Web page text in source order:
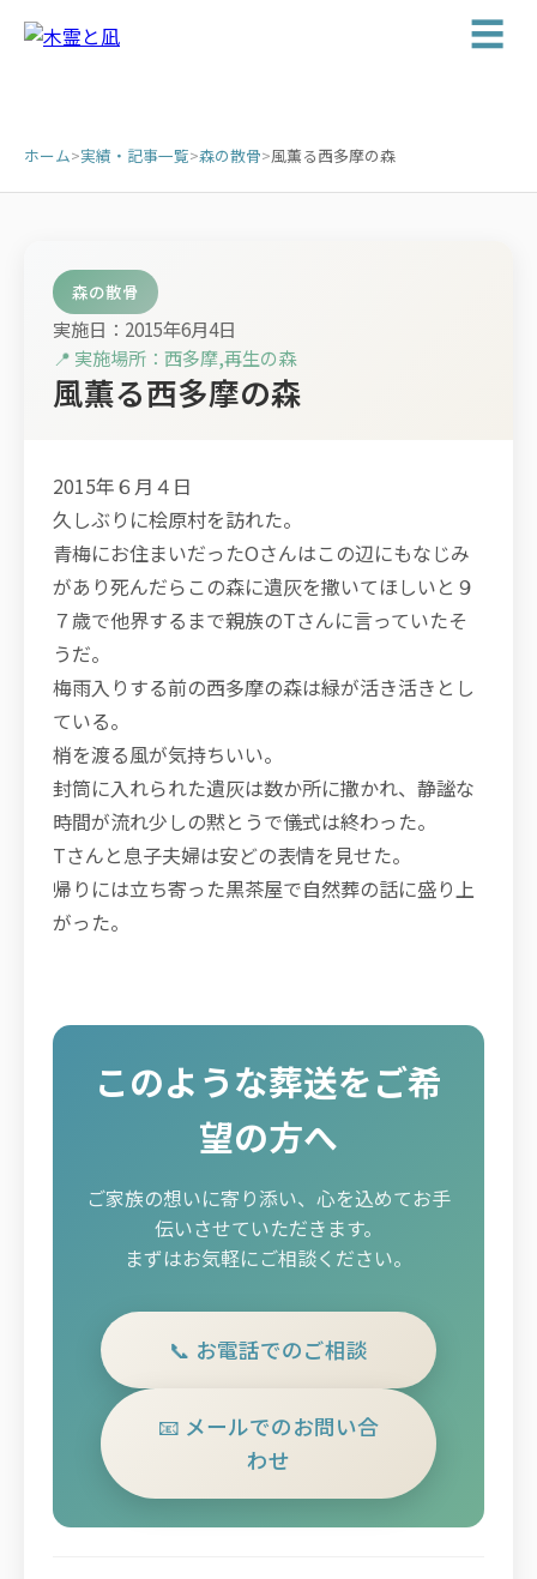
☰
ホーム>実績・記事一覧>森の散骨>風薫る西多摩の森
森の散骨
実施日：2015年6月4日
📍 実施場所：西多摩,再生の森
風薫る西多摩の森
2015年６月４日
久しぶりに桧原村を訪れた。
青梅にお住まいだったOさんはこの辺にもなじみ
があり死んだらこの森に遺灰を撒いてほしいと９
７歳で他界するまで親族のTさんに言っていたそ
うだ。
梅雨入りする前の西多摩の森は緑が活き活きとし
ている。
梢を渡る風が気持ちいい。
封筒に入れられた遺灰は数か所に撒かれ、静謐な
時間が流れ少しの黙とうで儀式は終わった。
Tさんと息子夫婦は安どの表情を見せた。
帰りには立ち寄った黒茶屋で自然葬の話に盛り上
がった。
このような葬送をご希
望の方へ
ご家族の想いに寄り添い、心を込めてお手
伝いさせていただきます。
まずはお気軽にご相談ください。
📞 お電話でのご相談
📧 メールでのお問い合
わせ